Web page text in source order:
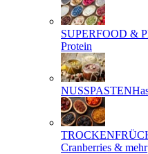
SUPERFOOD &
Protein
NUSSPASTEN
Cranberries & mehr